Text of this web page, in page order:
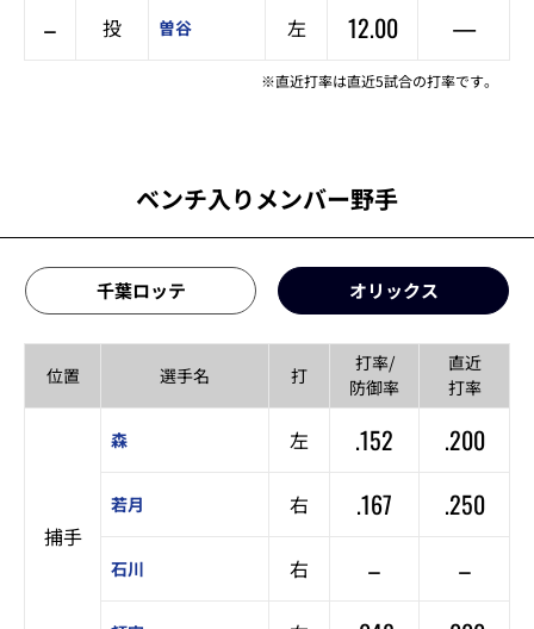
–
投 曽谷 左 12.00 —
※直近打率は直近5試合の打率です。
ベンチ入りメンバー野手
千葉ロッテ オリックス
位置 選手名 打
打率/
防御率
直近
打率
捕手
森 左 .152 .200
若月 右 .167 .250
石川 右 – –